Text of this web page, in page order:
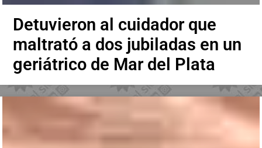
Detuvieron al cuidador que
maltrató a dos jubiladas en un
geriátrico de Mar del Plata